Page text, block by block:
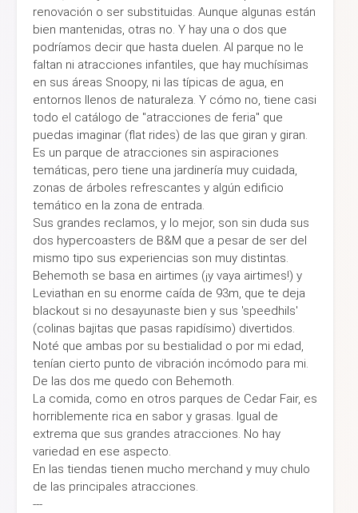
renovación o ser substituidas. Aunque algunas están
bien mantenidas, otras no. Y hay una o dos que
podríamos decir que hasta duelen. Al parque no le
faltan ni atracciones infantiles, que hay muchísimas
en sus áreas Snoopy, ni las típicas de agua, en
entornos llenos de naturaleza. Y cómo no, tiene casi
todo el catálogo de "atracciones de feria" que
puedas imaginar (flat rides) de las que giran y giran.
Es un parque de atracciones sin aspiraciones
temáticas, pero tiene una jardinería muy cuidada,
zonas de árboles refrescantes y algún edificio
temático en la zona de entrada.
Sus grandes reclamos, y lo mejor, son sin duda sus
dos hypercoasters de B&M que a pesar de ser del
mismo tipo sus experiencias son muy distintas.
Behemoth se basa en airtimes (¡y vaya airtimes!) y
Leviathan en su enorme caída de 93m, que te deja
blackout si no desayunaste bien y sus 'speedhils'
(colinas bajitas que pasas rapidísimo) divertidos.
Noté que ambas por su bestialidad o por mi edad,
tenían cierto punto de vibración incómodo para mi.
De las dos me quedo con Behemoth.
La comida, como en otros parques de Cedar Fair, es
horriblemente rica en sabor y grasas. Igual de
extrema que sus grandes atracciones. No hay
variedad en ese aspecto.
En las tiendas tienen mucho merchand y muy chulo
de las principales atracciones.
---